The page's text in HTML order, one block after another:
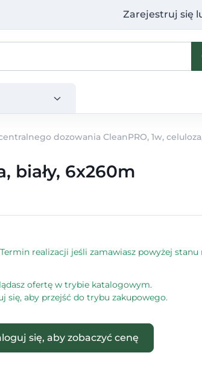
Zarejestruj się
dozowania CleanPRO, 1w,
biały, 6x260m
Termin realizacji jeśli zamawiasz powyżej
ofertę w trybie katalogowym.
się, aby przejść do trybu zakupowego.
się, aby zobaczyć cenę